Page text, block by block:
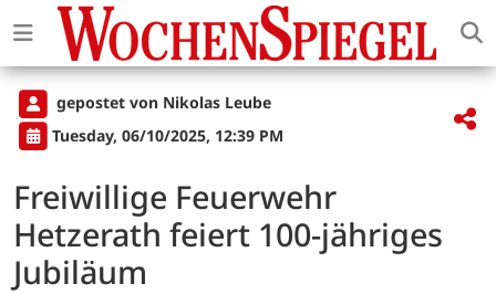
gepostet von Nikolas Leube
Tuesday, 06/10/2025, 12:39 PM
Freiwillige Feuerwehr
Hetzerath feiert 100-jähriges
Jubiläum